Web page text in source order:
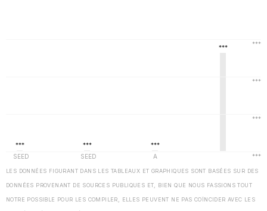
LES DONNÉES FIGURANT DANS LES TABLEAUX ET GRAPHIQUES SONT BASÉES SUR DES
DONNÉES PROVENANT DE SOURCES PUBLIQUES ET, BIEN QUE NOUS FASSIONS TOUT
NOTRE POSSIBLE POUR LES COMPILER, ELLES PEUVENT NE PAS COÏNCIDER AVEC LES